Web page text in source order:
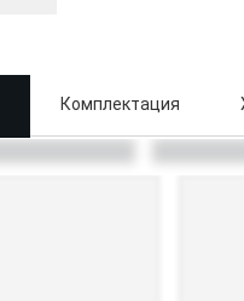
Комплектация